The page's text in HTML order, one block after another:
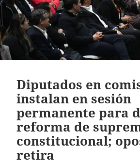
Diputados en
instalan en sesión
permanente para
reforma de
constitucional;
retira